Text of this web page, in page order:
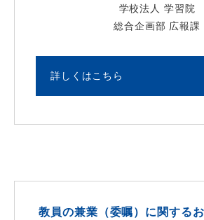
学校法人 学習院
総合企画部 広報課
詳しくはこちら
教員の兼業（委嘱）に関する